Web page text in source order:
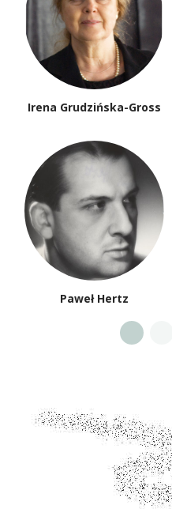
Irena Grudzińska-Gross
Paweł Hertz